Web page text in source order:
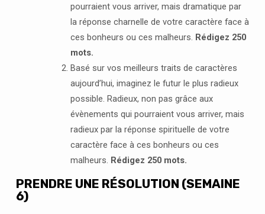
pourraient vous arriver, mais dramatique par
la réponse charnelle de votre caractère face à
ces bonheurs ou ces malheurs. Rédigez 250
mots.
Basé sur vos meilleurs traits de caractères
aujourd’hui, imaginez le futur le plus radieux
possible. Radieux, non pas grâce aux
évènements qui pourraient vous arriver, mais
radieux par la réponse spirituelle de votre
caractère face à ces bonheurs ou ces
malheurs. Rédigez 250 mots.
PRENDRE UNE RÉSOLUTION (SEMAINE
6)